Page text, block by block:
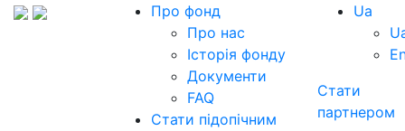
Про фонд
Про нас
Історія фонду
Документи
FAQ
Стати підопічним
Ua
Стати
партнером